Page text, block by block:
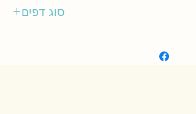
סוג דפים